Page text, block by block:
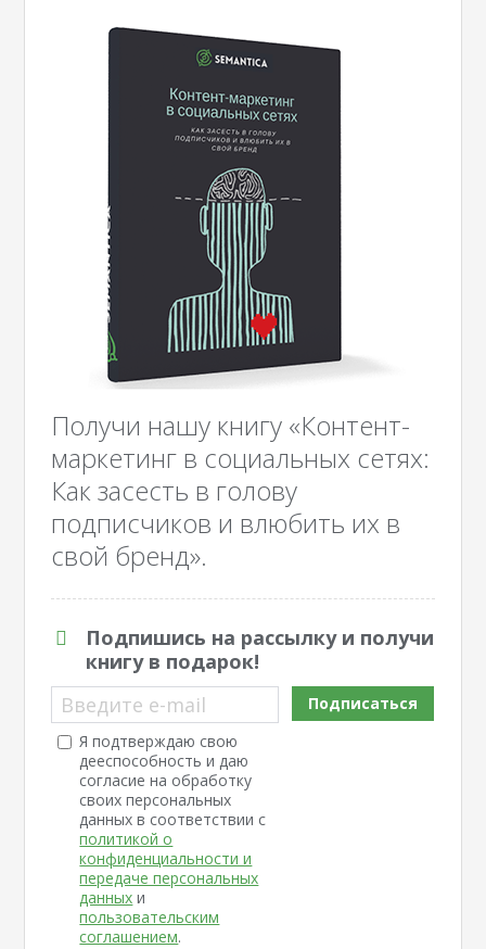
Получи нашу книгу «Контент-
маркетинг в социальных сетях:
Как засесть в голову
подписчиков и влюбить их в
свой бренд».
Подпишись на рассылку и получи
книгу в подарок!
Введите e-mail
Я подтверждаю свою
дееспособность и даю
согласие на обработку
своих персональных
данных в соответствии с
политикой о
конфиденциальности и
передаче персональных
данных и
пользовательским
соглашением.
Подписаться